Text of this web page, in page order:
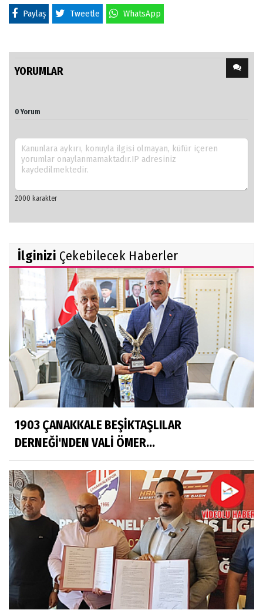
Paylaş Tweetle WhatsApp
YORUMLAR
0 Yorum
İlginizi Çekebilecek Haberler
1903 ÇANAKKALE BEŞİKTAŞLILAR
DERNEĞİ'NDEN VALİ ÖMER...